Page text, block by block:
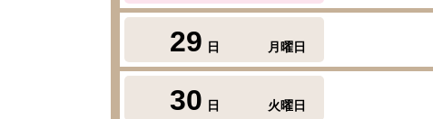
29 日 月曜日
30 日 火曜日